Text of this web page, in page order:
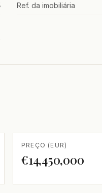
Ref. da imobiliária
PREÇO (EUR)
€14,450,000